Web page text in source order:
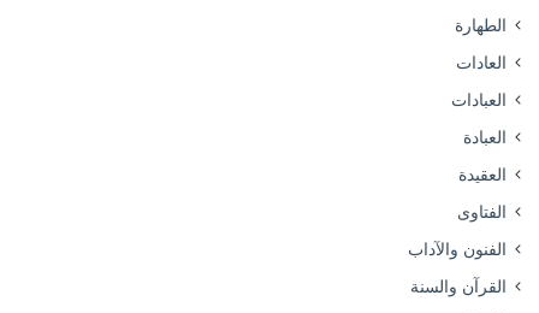
الطهارة
العادات
العبادات
العبادة
العقيدة
الفتاوى
الفنون والآداب
القرآن والسنة